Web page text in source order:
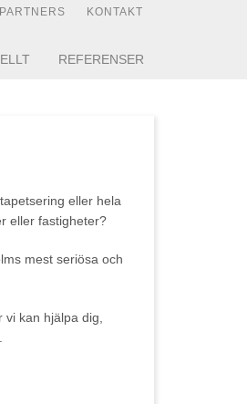
KONTAKT
REFERENSER
eller hela
eller fastigheter?
mest seriösa och
kan hjälpa dig,